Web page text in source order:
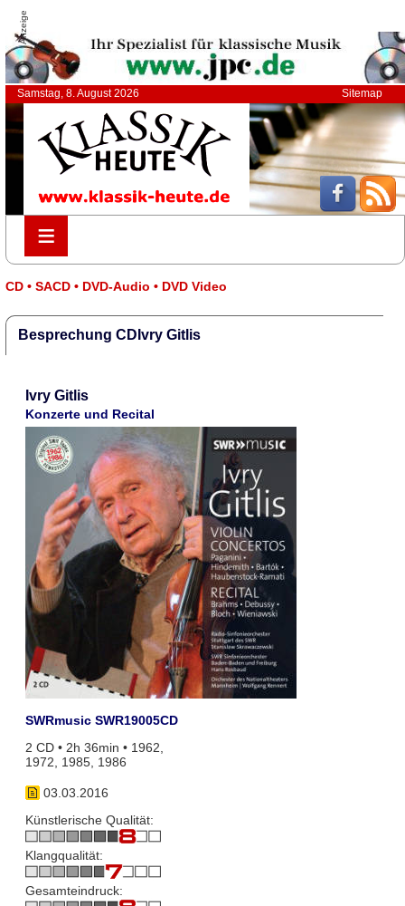
Anzeige
Samstag, 8. August 2026 Sitemap
≡
≡
CD • SACD • DVD-Audio • DVD Video
Besprechung CDIvry Gitlis
Ivry Gitlis
Konzerte und Recital
SWRmusic SWR19005CD
2 CD • 2h 36min • 1962,
1972, 1985, 1986
03.03.2016
Künstlerische Qualität:
Klangqualität:
Gesamteindruck: